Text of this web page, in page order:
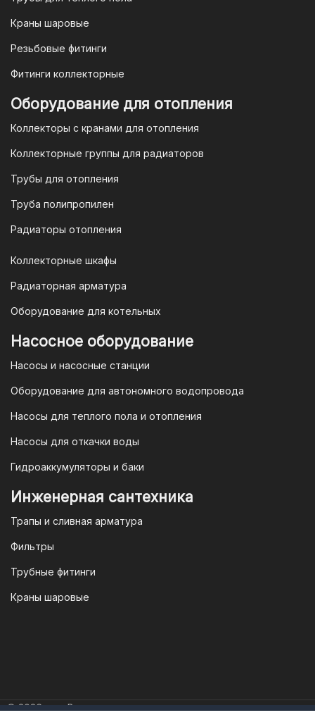
Краны шаровые
Резьбовые фитинги
Фитинги коллекторные
Оборудование для отопления
Коллекторы с кранами для отопления
Коллекторные группы для радиаторов
Трубы для отопления
Труба полипропилен
Радиаторы отопления
Коллекторные шкафы
Радиаторная арматура
Оборудование для котельных
Насосное оборудование
Насосы и насосные станции
Оборудование для автономного водопровода
Насосы для теплого пола и отопления
Насосы для откачки воды
Гидроаккумуляторы и баки
Инженерная сантехника
Трапы и сливная арматура
Фильтры
Трубные фитинги
Краны шаровые
© 2026 год. Все права защищены.